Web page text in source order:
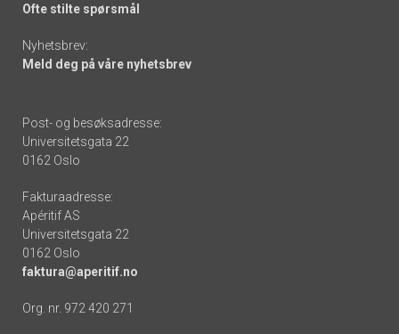
Ofte stilte spørsmål
Nyhetsbrev:
Meld deg på våre nyhetsbrev
Post- og besøksadresse:
Universitetsgata 22
0162 Oslo
Fakturaadresse:
Apéritif AS
Universitetsgata 22
0162 Oslo
faktura@aperitif.no
Org. nr. 972 420 271